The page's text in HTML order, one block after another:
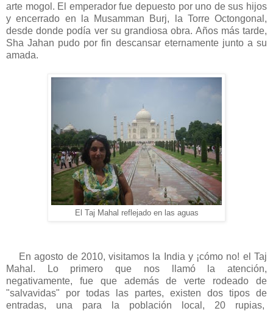
arte mogol. El emperador fue depuesto por uno de sus hijos
y encerrado en la Musamman Burj, la Torre Octongonal,
desde donde podía ver su grandiosa obra. Años más tarde,
Sha Jahan pudo por fin descansar eternamente junto a su
amada.
El Taj Mahal reflejado en las aguas
En agosto de 2010, visitamos la India y ¡cómo no! el Taj
Mahal. Lo primero que nos llamó la atención,
negativamente, fue que además de verte rodeado de
"salvavidas" por todas las partes, existen dos tipos de
entradas, una para la población local, 20 rupias,